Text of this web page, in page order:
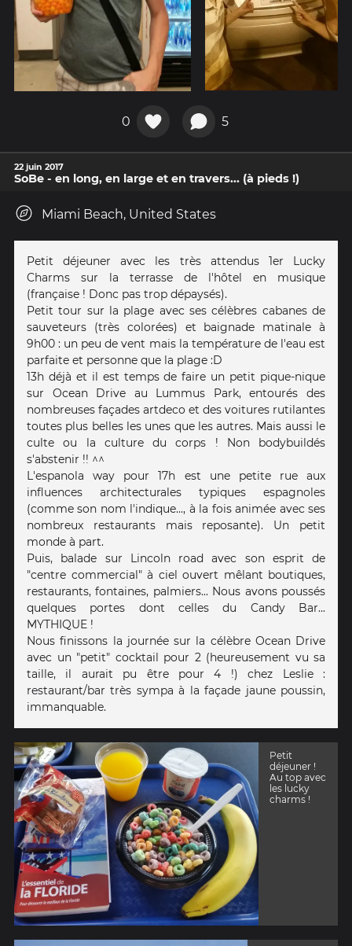
0 5
22 juin 2017
SoBe - en long, en large et en travers... (à pieds !)
Miami Beach, United States
Petit déjeuner avec les très attendus 1er Lucky
Charms sur la terrasse de l'hôtel en musique
(française ! Donc pas trop dépaysés).
Petit tour sur la plage avec ses célèbres cabanes de
sauveteurs (très colorées) et baignade matinale à
9h00 : un peu de vent mais la température de l'eau est
parfaite et personne que la plage :D
13h déjà et il est temps de faire un petit pique-nique
sur Ocean Drive au Lummus Park, entourés des
nombreuses façades artdeco et des voitures rutilantes
toutes plus belles les unes que les autres. Mais aussi le
culte ou la culture du corps ! Non bodybuildés
s'abstenir !! ^^
L'espanola way pour 17h est une petite rue aux
influences architecturales typiques espagnoles
(comme son nom l'indique..., à la fois animée avec ses
nombreux restaurants mais reposante). Un petit
monde à part.
Puis, balade sur Lincoln road avec son esprit de
"centre commercial" à ciel ouvert mêlant boutiques,
restaurants, fontaines, palmiers... Nous avons poussés
quelques portes dont celles du Candy Bar...
MYTHIQUE !
Nous finissons la journée sur la célèbre Ocean Drive
avec un "petit" cocktail pour 2 (heureusement vu sa
taille, il aurait pu être pour 4 !) chez Leslie :
restaurant/bar très sympa à la façade jaune poussin,
immanquable.
Petit
déjeuner !
Au top avec
les lucky
charms !